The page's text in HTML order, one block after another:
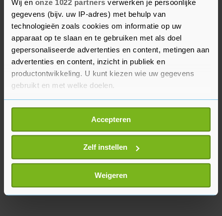
Wij en onze 1022 partners verwerken je persoonlijke
gegevens (bijv. uw IP-adres) met behulp van
technologieën zoals cookies om informatie op uw
apparaat op te slaan en te gebruiken met als doel
gepersonaliseerde advertenties en content, metingen aan
advertenties en content, inzicht in publiek en
productontwikkeling. U kunt kiezen wie uw gegevens
gebruikt en met welke doelen.
Als u het toestaat, willen we ook graag:
Informatie verzamelen over uw geografische
locatie, die tot een paar meter nauwkeurig kan zijn
Uw apparaat identificeren door het actief te
scannen op specifieke eigenschappen (fingerprinting)
Lees meer over hoe uw persoonlijke gegevens worden
verwerkt en stel uw voorkeuren in het
U kunt uw toestemming op elk moment wijzigen of
Accepteren
Zelf instellen
Weigeren
Ook sommige parlementariërs geven de strijd
ondanks het resultaat niet op. Enkele leden van
de uiterst linkse partij NUPES hielden borden
omhoog met de boodschap 'on continue' (we gaan
door).